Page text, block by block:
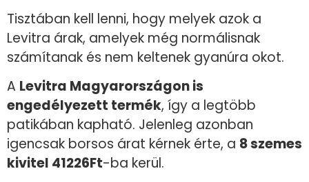
Tisztában kell lenni, hogy melyek azok a
Levitra árak, amelyek még normálisnak
számítanak és nem keltenek gyanúra okot.
A Levitra Magyarországon is
engedélyezett termék, így a legtöbb
patikában kapható. Jelenleg azonban
igencsak borsos árat kérnek érte, a 8 szemes
kivitel 41226Ft-ba kerül.